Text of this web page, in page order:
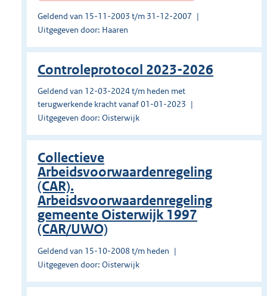
Geldend van 15-11-2003 t/m 31-12-2007
Uitgegeven door: Haaren
Controleprotocol 2023-2026
Geldend van 12-03-2024 t/m heden met
terugwerkende kracht vanaf 01-01-2023
Uitgegeven door: Oisterwijk
Collectieve
Arbeidsvoorwaardenregeling
(CAR).
Arbeidsvoorwaardenregeling
gemeente Oisterwijk 1997
(CAR/UWO)
Geldend van 15-10-2008 t/m heden
Uitgegeven door: Oisterwijk